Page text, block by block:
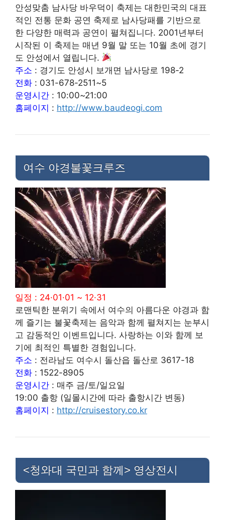
안성맞춤 남사당 바우덕이 축제는 대한민국의 대표
적인 전통 문화 공연 축제로 남사당패를 기반으로
한 다양한 매력과 공연이 펼쳐집니다. 2001년부터
시작된 이 축제는 매년 9월 말 또는 10월 초에 경기
도 안성에서 열립니다.
주소 : 경기도 안성시 보개면 남사당로 198-2
전화 : 031-678-2511~5
운영시간 : 10:00~21:00
홈페이지 : http://www.baudeogi.com
여수 야경불꽃크루즈
일정 : 24·01·01 ~ 12·31
로맨틱한 분위기 속에서 여수의 아름다운 야경과 함
께 즐기는 불꽃축제는 음악과 함께 펼쳐지는 눈부시
고 감동적인 이벤트입니다. 사랑하는 이와 함께 보
기에 최적인 특별한 경험입니다.
주소 : 전라남도 여수시 돌산읍 돌산로 3617-18
전화 : 1522-8905
운영시간 : 매주 금/토/일요일
19:00 출항 (일몰시간에 따라 출항시간 변동)
홈페이지 : http://cruisestory.co.kr
<청와대 국민과 함께> 영상전시